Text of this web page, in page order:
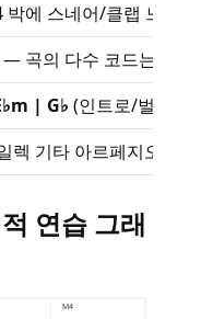
에 스네어/클랩 느낌)
곡의 다수 코드는 D♭
| G♭ (인트로/벌스 루
렉 기타 아르페지오 +
연습 그래
M4